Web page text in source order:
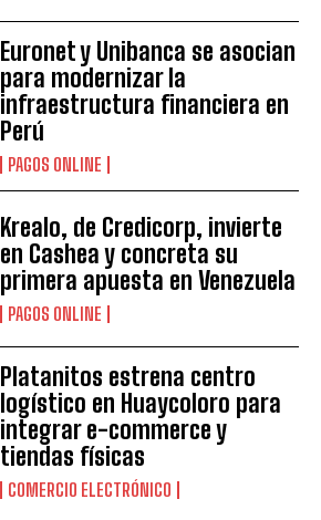
Euronet y Unibanca se asocian
para modernizar la
infraestructura financiera en
Perú
PAGOS ONLINE
Krealo, de Credicorp, invierte
en Cashea y concreta su
primera apuesta en Venezuela
PAGOS ONLINE
Platanitos estrena centro
logístico en Huaycoloro para
integrar e-commerce y
tiendas físicas
COMERCIO ELECTRÓNICO